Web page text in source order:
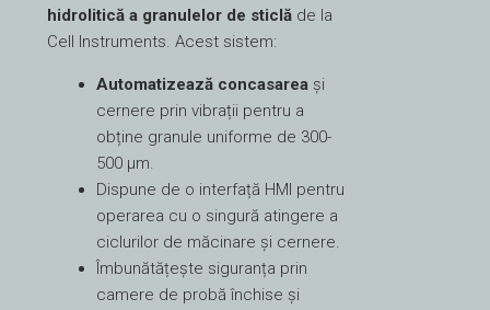
hidrolitică a granulelor de sticlă de la
Cell Instruments. Acest sistem:
Automatizează concasarea și
cernere prin vibrații pentru a
obține granule uniforme de 300-
500 µm.
Dispune de o interfață HMI pentru
operarea cu o singură atingere a
ciclurilor de măcinare și cernere.
Îmbunătățește siguranța prin
camere de probă închise și